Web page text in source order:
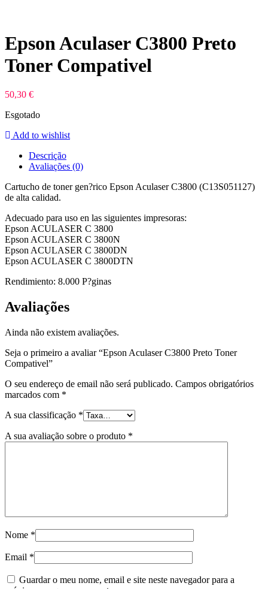
Epson Aculaser C3800 Preto
Toner Compativel
50,30 €
Esgotado
Add to wishlist
Descrição
Avaliações (0)
Cartucho de toner gen?rico Epson Aculaser C3800 (C13S051127)
de alta calidad.
Adecuado para uso en las siguientes impresoras:
Epson ACULASER C 3800
Epson ACULASER C 3800N
Epson ACULASER C 3800DN
Epson ACULASER C 3800DTN
Rendimiento: 8.000 P?ginas
Avaliações
Ainda não existem avaliações.
Seja o primeiro a avaliar “Epson Aculaser C3800 Preto Toner
Compativel”
O seu endereço de email não será publicado. Campos obrigatórios
marcados com *
A sua classificação *
A sua avaliação sobre o produto *
Nome *
Email *
Guardar o meu nome, email e site neste navegador para a